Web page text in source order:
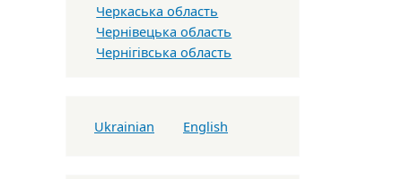
Черкаська область
Чернівецька область
Чернігівська область
Ukrainian English